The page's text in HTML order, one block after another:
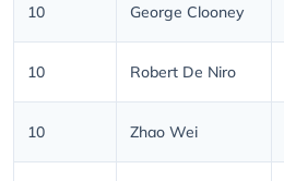
10 George Clooney
10 Robert De Niro
10 Zhao Wei